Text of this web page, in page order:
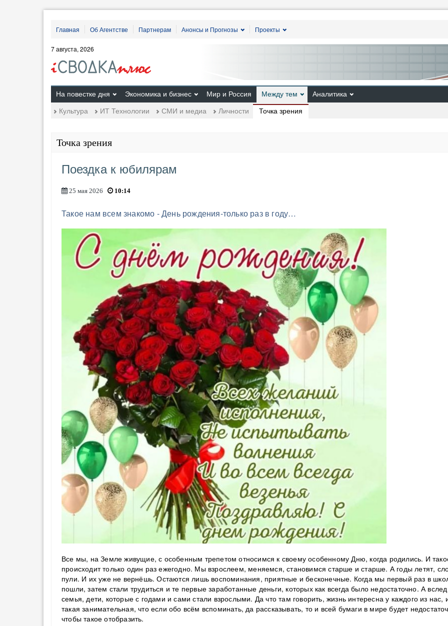
Главная Об Агентстве Партнерам Анонсы и Прогнозы Проекты
7 августа, 2026
На повестке дня Экономика и бизнес Мир и Россия Между тем
Культура ИТ Технологии СМИ и медиа Личности Точка зрения
Аналитика
Точка зрения
Поездка к юбилярам
25 мая 2026 10:14
Такое нам всем знакомо - День рождения-только раз в году…
Все мы, на Земле живущие, с особенным трепетом относимся к своему особенному Дню, когда родились. И
происходит только один раз ежегодно. Мы взрослеем, меняемся, становимся старше и старше. А годы летят,
пули. И их уже не вернёшь. Остаются лишь воспоминания, приятные и бесконечные. Когда мы первый раз в
пошли, затем стали трудиться и те первые заработанные деньги, которых как всегда было недостаточно. А
семья, дети, которые с годами и сами стали взрослыми. Да что там говорить, жизнь интересна у каждого из нас,
такая занимательная, что если обо всём вспоминать, да рассказывать, то и всей бумаги в мире будет
чтобы такое отобразить.